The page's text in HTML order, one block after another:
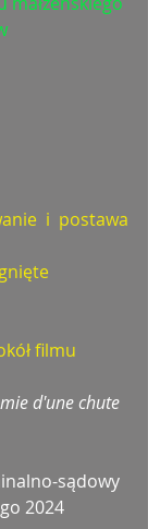
i postawa
filmu
d'une chute
sądowy
2024